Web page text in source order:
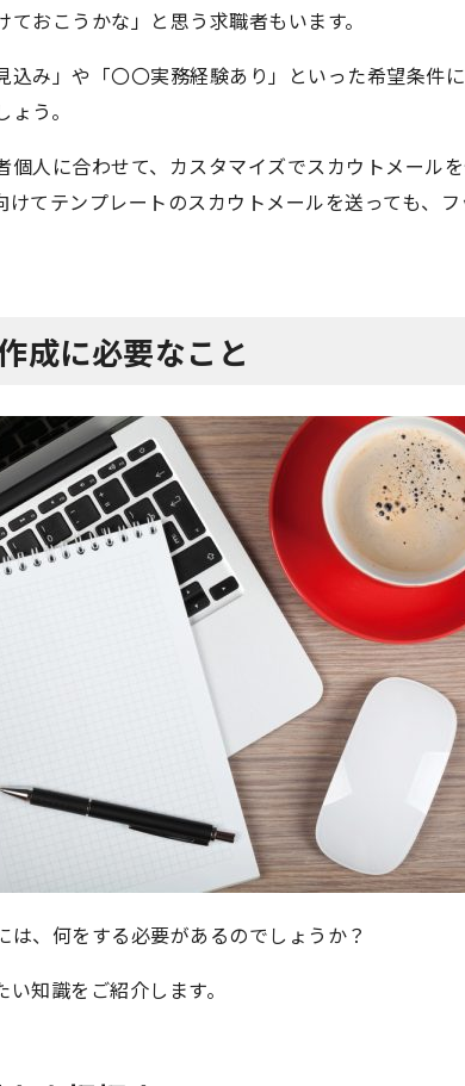
おこうかな」と思う求職者もいます。
込み」や「〇〇実務経験あり」といった希望条件
う。
個人に合わせて、カスタマイズでスカウトメール
てテンプレートのスカウトメールを送っても、
成に必要なこと
、何をする必要があるのでしょうか？
知識をご紹介します。